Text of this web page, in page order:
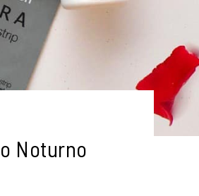
Noturno